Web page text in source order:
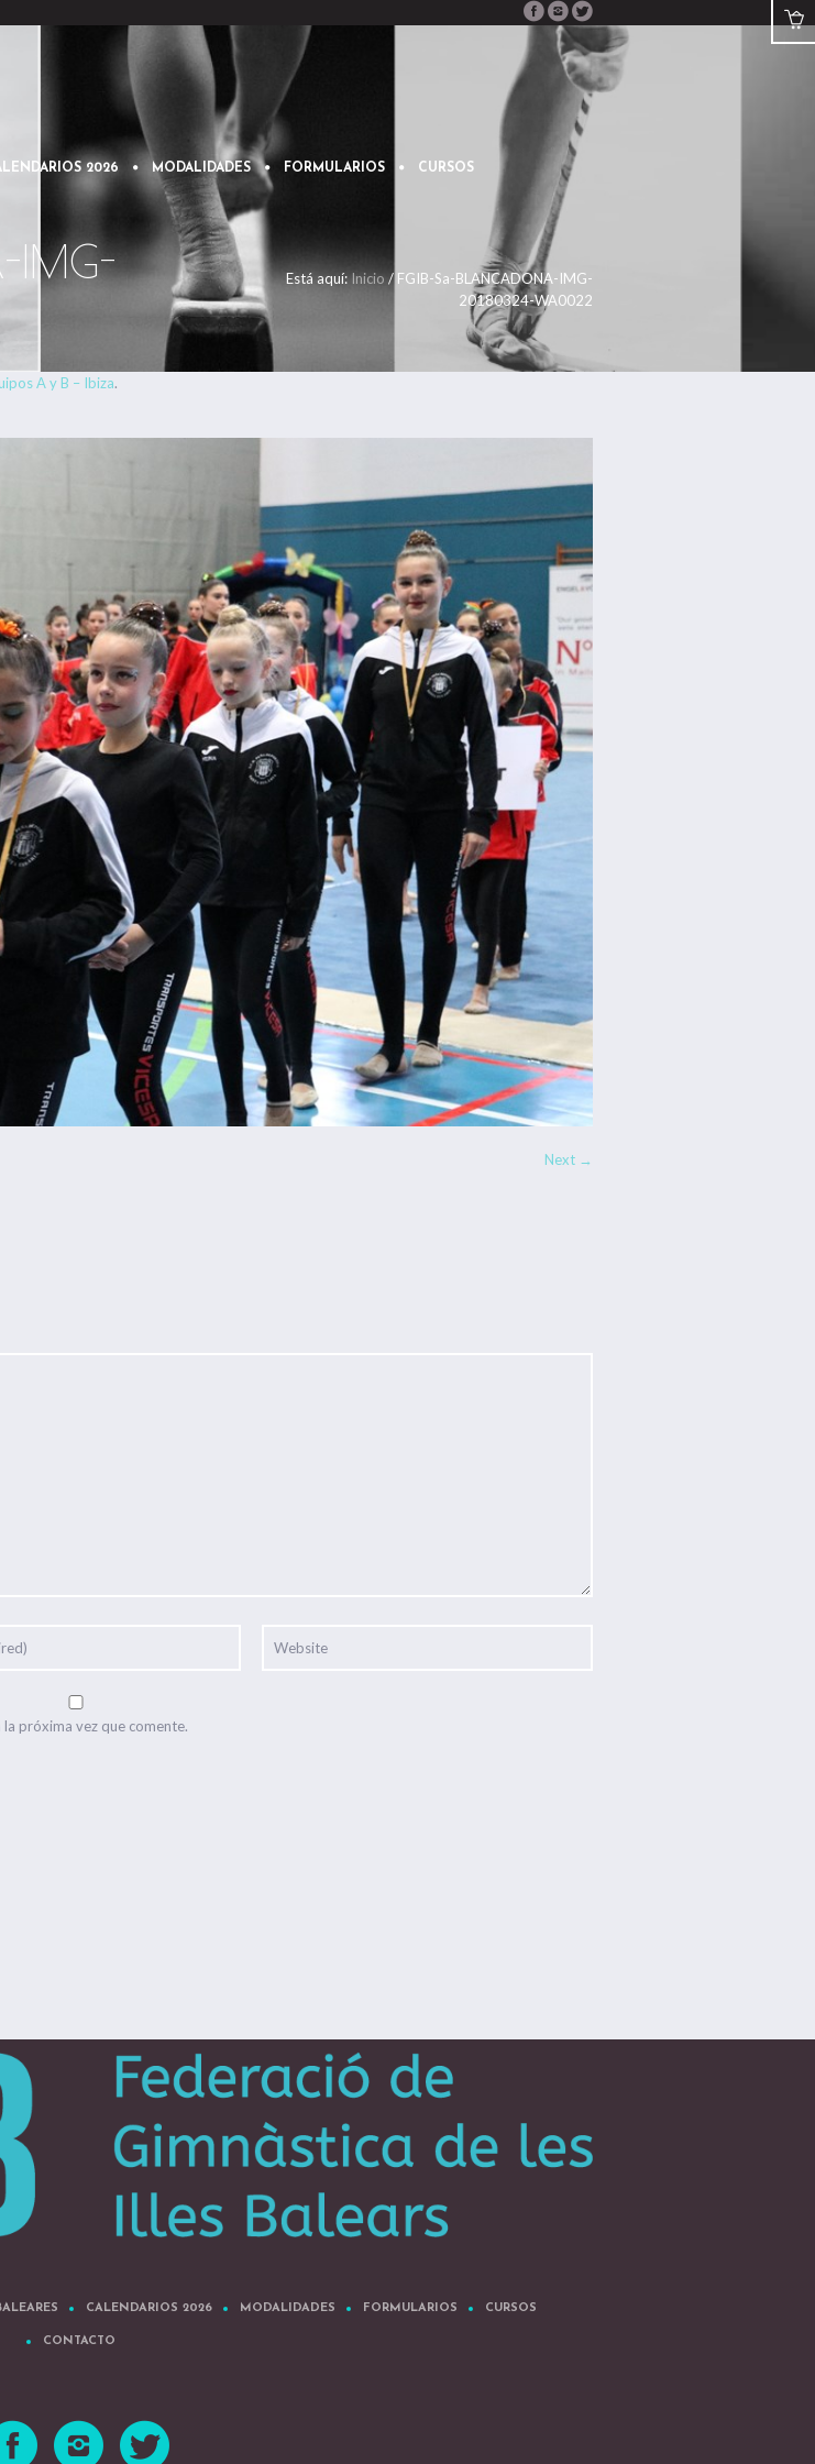
2026 MODALIDADES FORMULARIOS CURSOS
IMG-
Está aquí: Inicio / FGIB-Sa-BLANCADONA-IMG-
20180324-WA0022
A y B – Ibiza.
Next →
próxima vez que comente.
CALENDARIOS 2026 MODALIDADES FORMULARIOS CURSOS
CONTACTO